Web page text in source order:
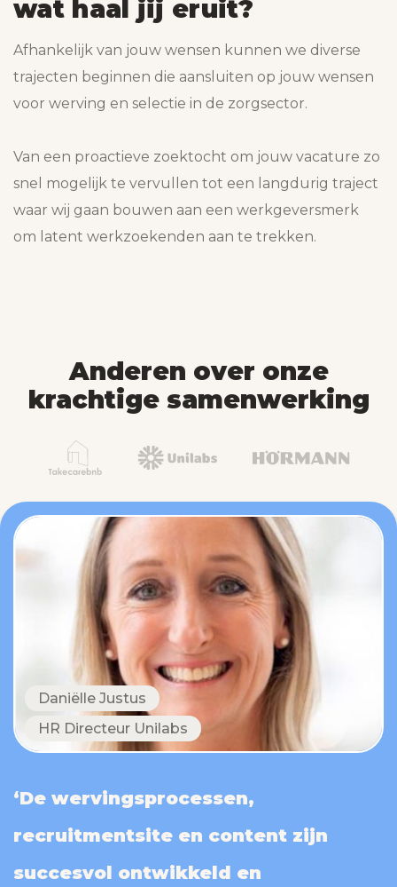
wat haal jij eruit?
Afhankelijk van jouw wensen kunnen we diverse
trajecten beginnen die aansluiten op jouw wensen
voor werving en selectie in de zorgsector.
Van een proactieve zoektocht om jouw vacature zo
snel mogelijk te vervullen tot een langdurig traject
waar wij gaan bouwen aan een werkgeversmerk
om latent werkzoekenden aan te trekken.
Anderen over onze
krachtige samenwerking
Daniëlle Justus
HR Directeur Unilabs
‘De wervingsprocessen,
recruitmentsite en content zijn
succesvol ontwikkeld en